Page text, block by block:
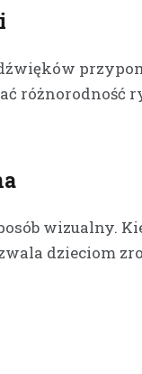
różnorodność
wizualny.
dzieciom